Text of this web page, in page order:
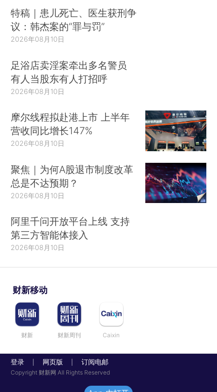
特稿｜患儿死亡、医生获刑争
议：韩杰案的“罪与罚”
2026年08月10日
足浴店卖淫案牵出多名警员
有人当股东有人打招呼
2026年08月10日
摩尔线程拟赴港上市 上半年
营收同比增长147%
2026年08月10日
聚焦｜为何A股退市制度改革
总是不达预期？
2026年08月10日
阿里千问开放平台上线 支持
第三方智能体接入
2026年08月10日
财新移动
财新 财新周刊 Caixin
登录 网页版 订阅电邮
Copyright 财新网 All Rights Reserved